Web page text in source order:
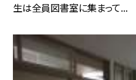
生は全員図書室に集まって...